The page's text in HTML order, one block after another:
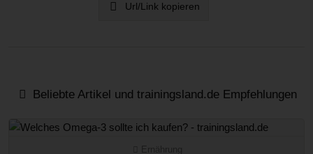
Url/Link kopieren
Beliebte Artikel und trainingsland.de Empfehlungen